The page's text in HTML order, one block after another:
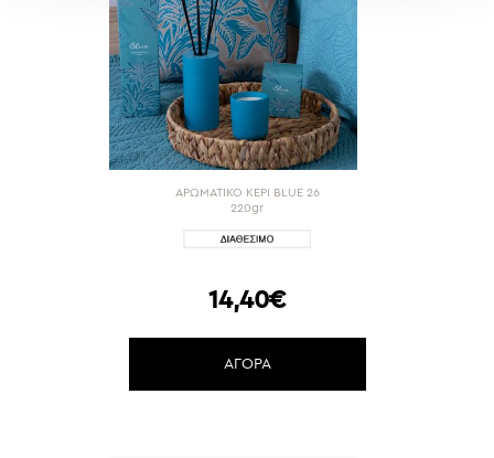
ΑΡΩΜΑΤΙΚΟ ΚΕΡΙ BLUE 26
220gr
14,40€
ΑΓΟΡΑ